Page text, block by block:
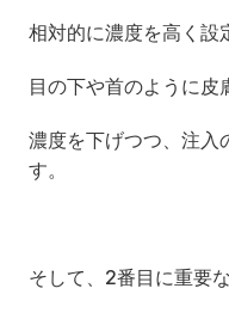
相対的に濃度を高く設
目の下や首のように皮
濃度を下げつつ、注入
す。
そして、2番目に重要